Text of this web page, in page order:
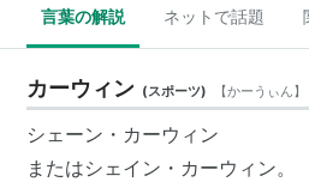
言葉の解説 ネットで話題
カーウィン (スポーツ) 【かーうぃん】
シェーン・カーウィン
またはシェイン・カーウィン。